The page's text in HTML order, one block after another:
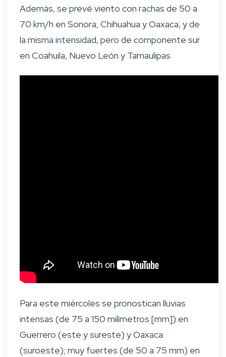
Además, se prevé viento con rachas de 50 a
70 km/h en Sonora, Chihuahua y Oaxaca, y de
la misma intensidad, pero de componente sur
en Coahuila, Nuevo León y Tamaulipas
Para este miércoles se pronostican lluvias
intensas (de 75 a 150 milímetros [mm]) en
Guerrero (este y sureste) y Oaxaca
(suroeste); muy fuertes (de 50 a 75 mm) en